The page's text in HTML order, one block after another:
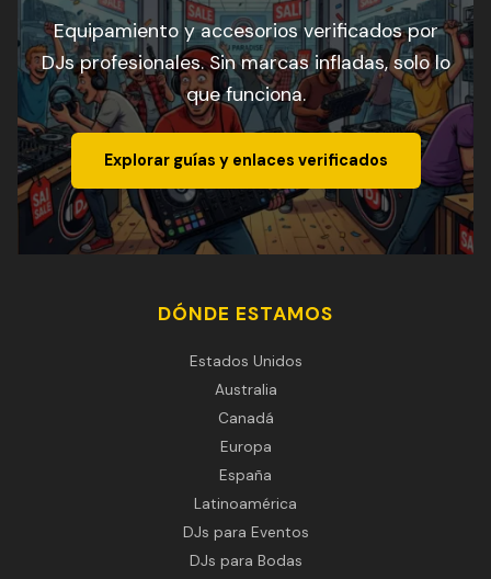
Equipamiento y accesorios verificados por
DJs profesionales. Sin marcas infladas, solo lo
que funciona.
Explorar guías y enlaces verificados
DÓNDE ESTAMOS
Estados Unidos
Australia
Canadá
Europa
España
Latinoamérica
DJs para Eventos
DJs para Bodas